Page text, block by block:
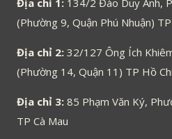
Địa chỉ 1: 134/2 Đào Duy Anh,
(Phường 9, Quận Phú Nhuận)
Địa chỉ 2: 32/127 Ông Ích
(Phường 14, Quận 11) TP Hồ
Địa chỉ 3: 85 Phạm Văn Ký,
TP Cà Mau